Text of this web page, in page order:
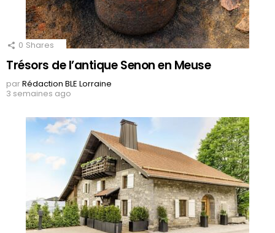
0 Shares
Trésors de l’antique Senon en Meuse
parRédaction BLE Lorraine
3 semaines ago